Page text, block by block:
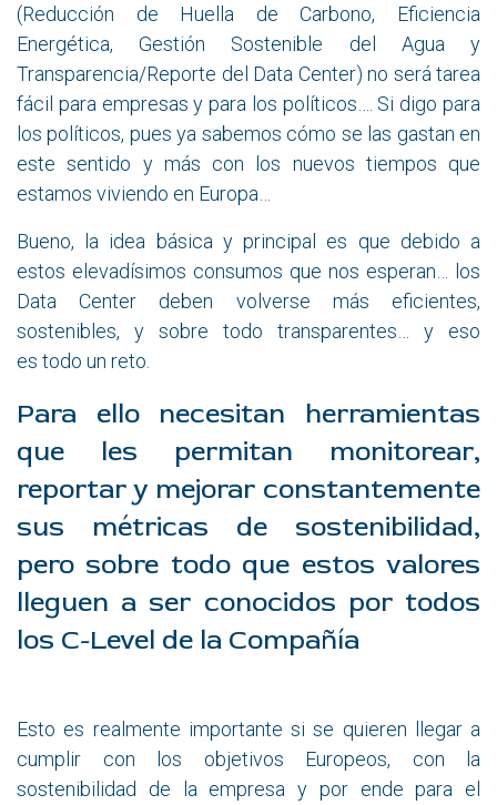
(Reducción de Huella de Carbono, Eficiencia
Energética, Gestión Sostenible del Agua y
Transparencia/Reporte del Data Center) no será tarea
fácil para empresas y para los políticos…. Si digo para
los políticos, pues ya sabemos cómo se las gastan en
este sentido y más con los nuevos tiempos que
estamos viviendo en Europa…
Bueno, la idea básica y principal es que debido a
estos elevadísimos consumos que nos esperan… los
Data Center deben volverse más eficientes,
sostenibles, y sobre todo transparentes… y eso
es todo un reto.
Para ello necesitan herramientas
que les permitan monitorear,
reportar y mejorar constantemente
sus métricas de sostenibilidad,
pero sobre todo que estos valores
lleguen a ser conocidos por todos
los C-Level de la Compañía
Esto es realmente importante si se quieren llegar a
cumplir con los objetivos Europeos, con la
sostenibilidad de la empresa y por ende para el